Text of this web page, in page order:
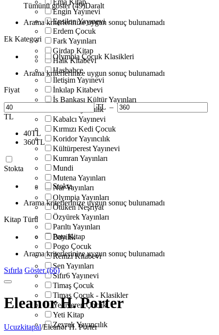
Ema Kitap
Engin Yayınevi
Epsilon Yayınevi
Erdem Çocuk
Fark Yayınları
Girdap Kitap
Halk Kitabevi
Hasbahçe
İletişim Yayınevi
İnkılap Kitabevi
İş Bankası Kültür Yayınları
İskele Yayıncılık
Kabalcı Yayınevi
Kırmızı Kedi Çocuk
Koridor Yayıncılık
Kültürperest Yayınevi
Kumran Yayınları
Mundi
Mutena Yayınları
Nar Yayınları
Olympia Yayınları
Ötüken Neşriyat
Özyürek Yayınları
Parıltı Yayınları
Peta Kitap
Pogo Çocuk
Remzi Kitabevi
Sen Yayınları
Sıfır6 Yayınevi
Timaş Çocuk
Timaş Çocuk - Klasikler
Yediveren Çocuk
Yeti Kitap
Zeyrek Yayıncılık
Tümünü göster (49)Daralt
Arama kriterlerinize uygun sonuç bulunamadı
Ek Kategori
Olympia Çocuk Klasikleri
Arama kriterlerinize uygun sonuç bulunamadı
Fiyat
TL –
TL
40TL
360TL
Stokta
Stokta
Arama kriterlerinize uygun sonuç bulunamadı
Kitap Türü
Bayilik
Arama kriterlerinize uygun sonuç bulunamadı
Sıfırla Göster (66)
Eleanor H. Porter
Ucuzkitapal/Eleanor H. Porter